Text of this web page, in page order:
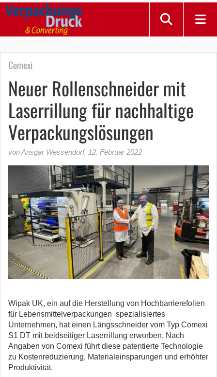
Comexi
Neuer Rollenschneider mit
Laserrillung für nachhaltige
Verpackungslösungen
von Ansgar Wessendorf, 12. Februar 2022
Wipak UK, ein auf die Herstellung von Hochbarrierefolien
für Lebensmittelverpackungen spezialisiertes
Unternehmen, hat einen Längsschneider vom Typ Comexi
S1 DT mit beidseitiger Laserrillung erworben. Nach
Angaben von Comexi führt diese patentierte Technologie
zu Kostenreduzierung, Materialeinsparungen und erhöhter
Produktivität.